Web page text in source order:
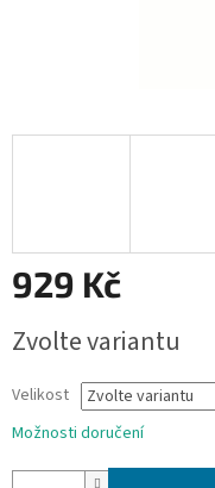
929 Kč
cena:
Zvolte variantu
Velikost
Možnosti doručení